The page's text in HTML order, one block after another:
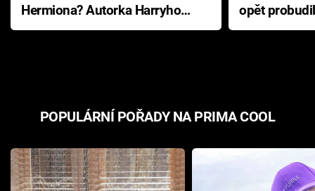
Hermiona? Autorka Harryho
Pottera přišla s ráznou
opět
přichází s
POPULÁRNÍ POŘADY NA PRIMA COOL